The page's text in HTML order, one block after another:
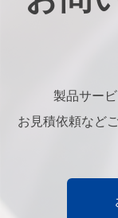
製品サー
お見積依頼など